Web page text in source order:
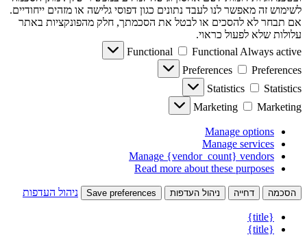
לשימוש זה מאפשר לנו לעבד נתונים כגון דפוסי גלישה או מזהים ייחודיים.
אם תבחר לא להסכים או לבטל את הסכמתך, חלק מהפונקציות באתר
עלולות שלא לפעול כראוי.
Functional
Functional Always active
Preferences
Preferences
Statistics
Statistics
Marketing
Marketing
Manage options
Manage services
Manage {vendor_count} vendors
Read more about these purposes
הסכמה דחייה ניהול העדפות Save preferences ניהול העדפות
{title}
{title}